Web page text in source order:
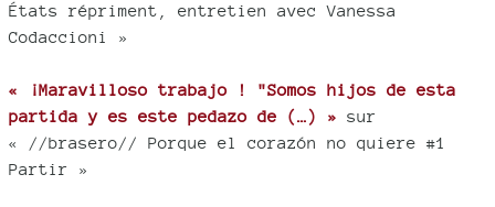
États répriment, entretien avec Vanessa
Codaccioni »
« ¡Maravilloso trabajo ! "Somos hijos de esta
partida y es este pedazo de (…) » sur
« //brasero// Porque el corazón no quiere #1
Partir »